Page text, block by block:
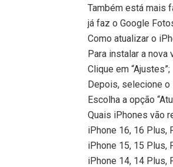
Também está mais
já faz o Google
Como atualizar o
Para instalar a
Clique em “Ajustes”;
Depois, selecione o
Escolha a opção
Quais iPhones vão
iPhone 16, 16 Plus,
iPhone 15, 15 Plus,
iPhone 14, 14 Plus,